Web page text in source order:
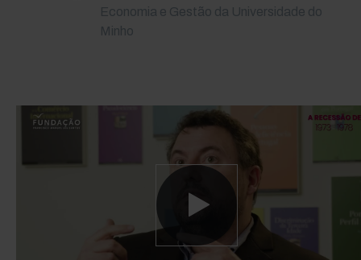
Economia e Gestão da Universidade do
Minho